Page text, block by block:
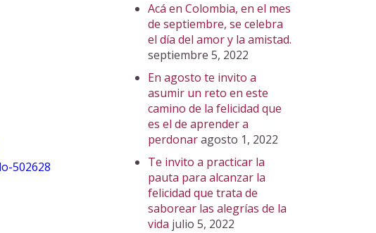
502628
Acá en Colombia, en el mes
de septiembre, se celebra
el día del amor y la amistad.
septiembre 5, 2022
En agosto te invito a
asumir un reto en este
camino de la felicidad que
es el de aprender a
perdonaragosto 1, 2022
Te invito a practicar la
pauta para alcanzar la
felicidad que trata de
saborear las alegrías de la
vida julio 5, 2022